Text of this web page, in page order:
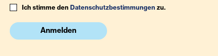
Ich stimme denDatenschutzbestimmungenzu.
Anmelden